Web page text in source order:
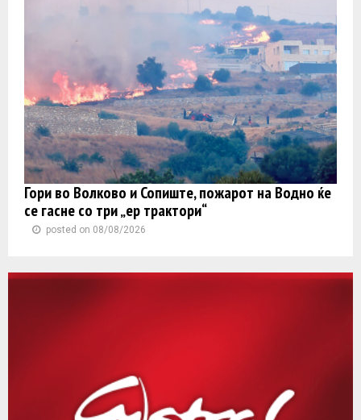
Гори во Волково и Сопиште, пожарот на Водно ќе
се гасне со три „ер трактори“
posted on 08/08/2026